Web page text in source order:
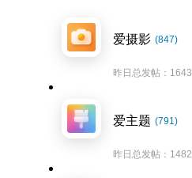
爱摄影 (847)
昨日总发帖：1643
爱主题 (791)
昨日总发帖：1482